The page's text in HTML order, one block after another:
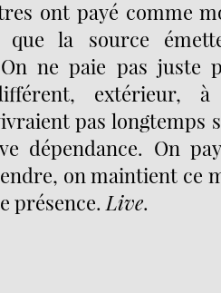
ont payé comme
que la source
ne paie pas juste
extérieur,
pas longtemps
dépendance. On
on maintient ce
présence. Live.